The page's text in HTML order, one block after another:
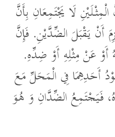
لَا يَجْتَمِعَانِ بِأَنَّ
أَنْ يَقْبَلَ الضِّدَّيْنِ. فَإِنَّ
أَوْ عَنْ مِثْلِهِ أَوْ ضِدِّهِ.
أَحَدِهِمَا فِي الْمَحَلِّ مَعَ
فَيَجْتَمِعُ الضِّدَّانِ وَ هُوَ